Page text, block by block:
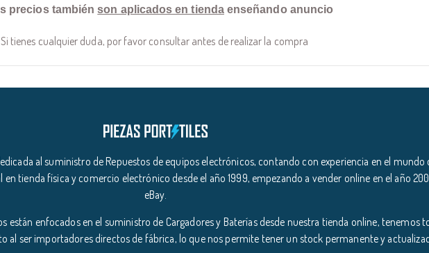
precios también son aplicados en tienda enseñando anuncio
Si tienes cualquier duda, por favor consultar antes de realizar la compra
al suministro de Repuestos de equipos electrónicos, contando con experiencia en el mundo
tienda física y comercio electrónico desde el año 1999, empezando a vender online en el año
eBay.
están enfocados en el suministro de Cargadores y Baterías desde nuestra tienda online, tenemos
al ser importadores directos de fábrica, lo que nos permite tener un stock permanente y